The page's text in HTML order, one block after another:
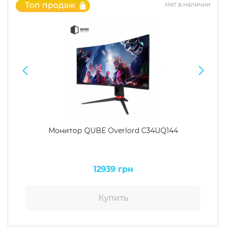
Нет в наличии
Монитор QUBE Overlord C34UQ144
12939 грн
Купить